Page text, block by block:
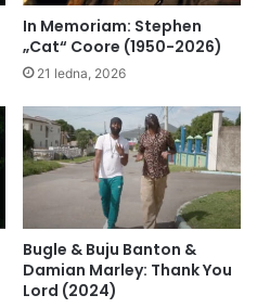
In Memoriam: Stephen
„Cat“ Coore (1950-2026)
21 ledna, 2026
Bugle & Buju Banton &
Damian Marley: Thank You
Lord (2024)